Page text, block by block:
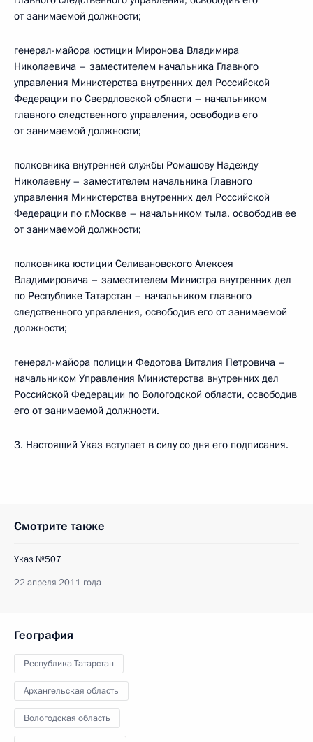
от занимаемой должности;
генерал-майора юстиции Миронова Владимира
Николаевича – заместителем начальника Главного
управления Министерства внутренних дел Российской
Федерации по Свердловской области – начальником
главного следственного управления, освободив его
от занимаемой должности;
полковника внутренней службы Ромашову Надежду
Николаевну – заместителем начальника Главного
управления Министерства внутренних дел Российской
Федерации по г.Москве – начальником тыла, освободив ее
от занимаемой должности;
полковника юстиции Селивановского Алексея
Владимировича – заместителем Министра внутренних дел
по Республике Татарстан – начальником главного
следственного управления, освободив его от занимаемой
должности;
генерал-майора полиции Федотова Виталия Петровича –
начальником Управления Министерства внутренних дел
Российской Федерации по Вологодской области, освободив
его от занимаемой должности.
3. Настоящий Указ вступает в силу со дня его подписания.
Смотрите также
Указ №507
22 апреля 2011 года
География
Республика Татарстан
Архангельская область
Вологодская область